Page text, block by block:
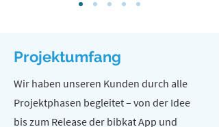
Projektumfang
Wir haben unseren Kunden durch alle
Projektphasen begleitet – von der Idee
bis zum Release der bibkat App und